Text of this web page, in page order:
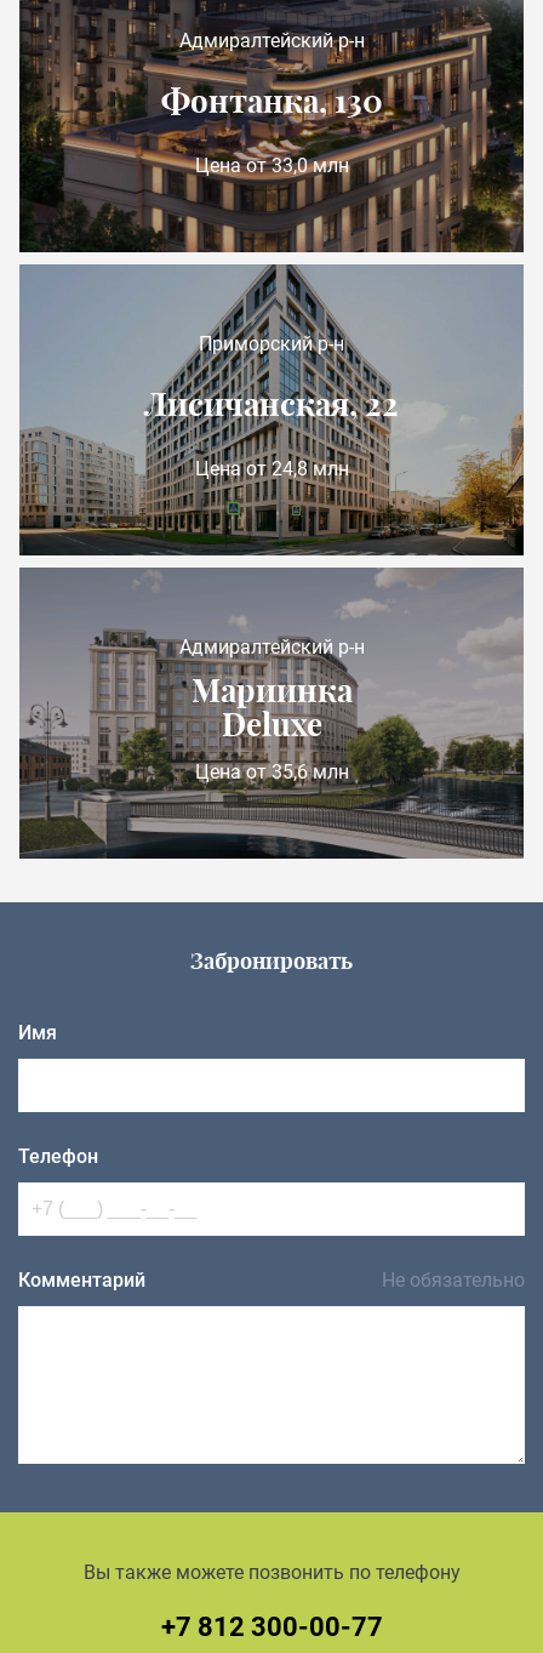
Адмиралтейский р-н
Фонтанка, 130
Цена от 33,0 млн
Приморский р-н
Лисичанская, 22
Цена от 24,8 млн
Адмиралтейский р-н
Мариинка
Deluxe
Цена от 35,6 млн
Забронировать
Имя
Телефон
Комментарий Не обязательно
Вы также можете позвонить по телефону
+7 812 300-00-77